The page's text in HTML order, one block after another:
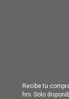
Recibe tu
hrs. Solo